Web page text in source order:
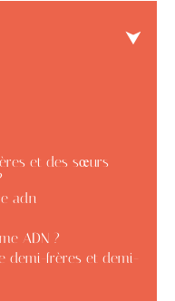
et des sœurs
adn
ADN ?
demi-frères et demi-